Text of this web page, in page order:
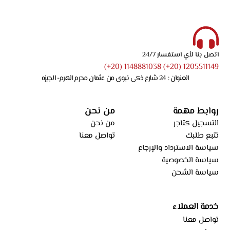
اتصل بنا لأي استفسار 24/7
1205511149 (20+) 1148881038 (20+)
العنوان : 24 شارع ذكى نبوى من عثمان محرم الهرم- الجيزه
روابط مهمة
التسجيل كتاجر
تتبع طلبك
سياسة الاسترداد والإرجاع
سياسة الخصوصية
سياسة الشحن
من نحن
من نحن
تواصل معنا
خدمة العملاء
تواصل معنا